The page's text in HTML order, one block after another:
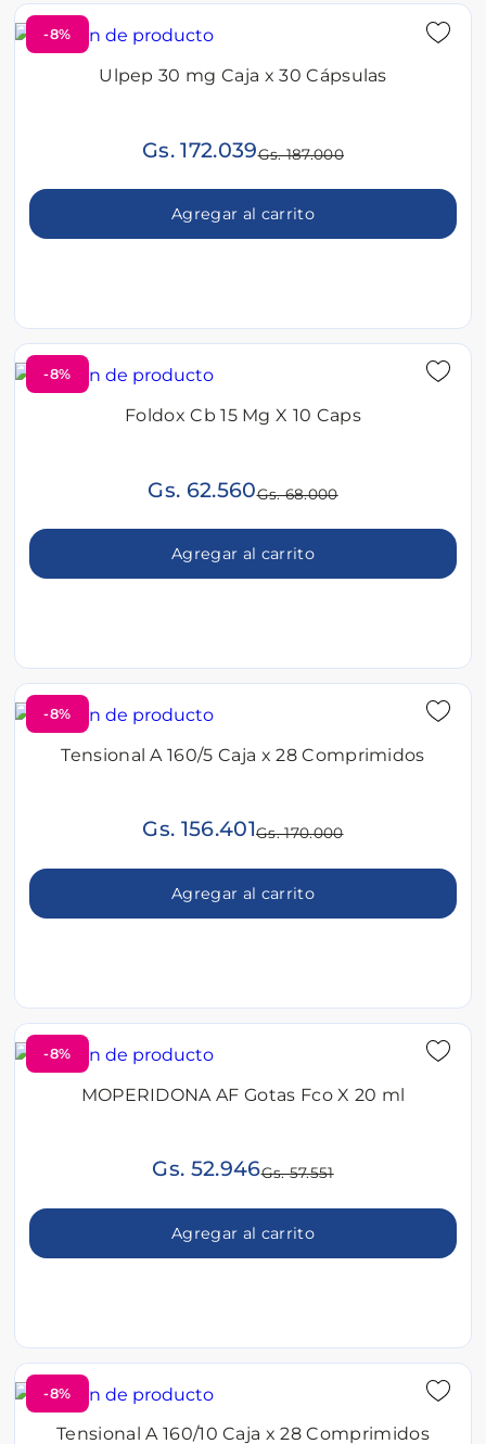
-8%
Ulpep 30 mg Caja x 30 Cápsulas
Gs. 172.039Gs. 187.000
Agregar al carrito
-8%
Foldox Cb 15 Mg X 10 Caps
Gs. 62.560Gs. 68.000
Agregar al carrito
-8%
Tensional A 160/5 Caja x 28 Comprimidos
Gs. 156.401Gs. 170.000
Agregar al carrito
-8%
MOPERIDONA AF Gotas Fco X 20 ml
Gs. 52.946Gs. 57.551
Agregar al carrito
-8%
Tensional A 160/10 Caja x 28 Comprimidos